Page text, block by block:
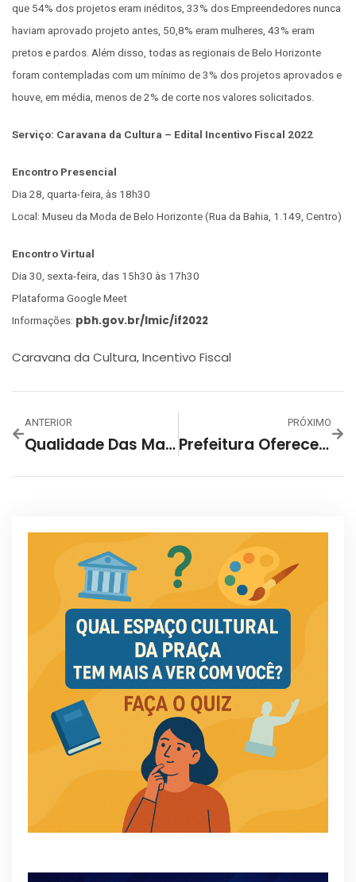
que 54% dos projetos eram inéditos, 33% dos Empreendedores nunca
haviam aprovado projeto antes, 50,8% eram mulheres, 43% eram
pretos e pardos. Além disso, todas as regionais de Belo Horizonte
foram contempladas com um mínimo de 3% dos projetos aprovados e
houve, em média, menos de 2% de corte nos valores solicitados.
Serviço: Caravana da Cultura – Edital Incentivo Fiscal 2022
Encontro Presencial
Dia 28, quarta-feira, às 18h30
Local: Museu da Moda de Belo Horizonte (Rua da Bahia, 1.149, Centro)
Encontro Virtual
Dia 30, sexta-feira, das 15h30 às 17h30
Plataforma Google Meet
Informações: pbh.gov.br/lmic/if2022
Caravana da Cultura, Incentivo Fiscal
ANTERIOR
Qualidade Das Margens Do São Francisco É Tema Do Próximo “Ambiente Em Foco”
PRÓXIMO
Prefeitura Oferece 15 Vagas Para Residência Médica E Multiprofissional